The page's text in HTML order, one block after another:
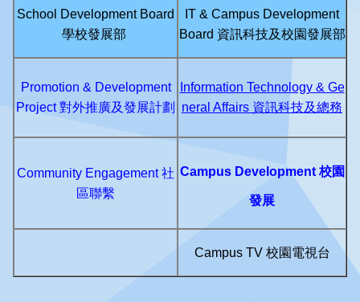
School Development Board
學校發展部
IT & Campus Development
Board 資訊科技及校園發展部
Promotion & Development
Project 對外推廣及發展計劃
Information Technology & Ge
neral Affairs 資訊科技及總務
Community Engagement社
區聯繫
Campus Development 校園
發展
Campus TV 校園電視台